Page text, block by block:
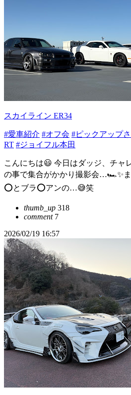
スカイライン ER34
#愛車紹介 #オフ会 #ピックアップ
RT #ジョイフル本田
こんにちは😃 今日はダッジ、チャ
の事で集合がかかり撮影会…🏎️✨
⭕️とブラ⭕️アンの…😅笑
thumb_up 318
comment7
2026/02/19 16:57